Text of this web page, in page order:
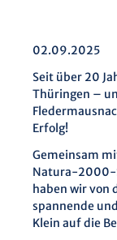
02.09.2025
Seit über 20
Thüringen –
Erfolg!
Gemeinsam
Natura-2000-
haben wir von
spannende
Klein auf die